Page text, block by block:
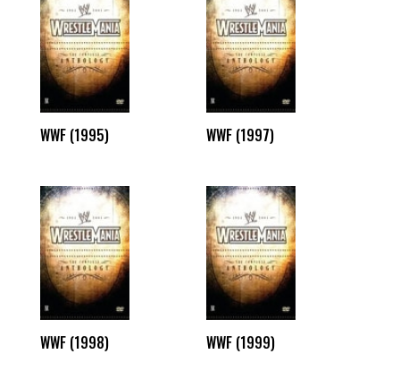
WWF (1995) WWF (1997)
WWF (1998) WWF (1999)